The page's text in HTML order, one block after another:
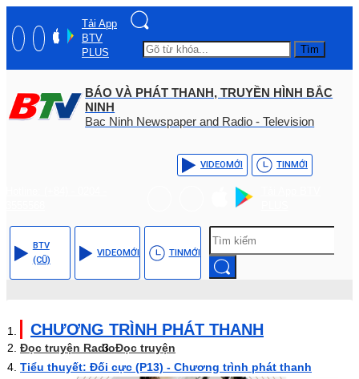
Tải App
BTV
PLUS
Tìm
BÁO VÀ PHÁT THANH, TRUYỀN HÌNH BẮC
NINH
Bac Ninh Newspaper and Radio - Television
VIDEOMỚI TINMỚI
BTV
(CŨ)
VIDEOMỚI TINMỚI
CHƯƠNG TRÌNH PHÁT THANH
Đọc truyện RadioĐọc truyện
Tiểu thuyết: Đối cực (P13) - Chương trình phát thanh